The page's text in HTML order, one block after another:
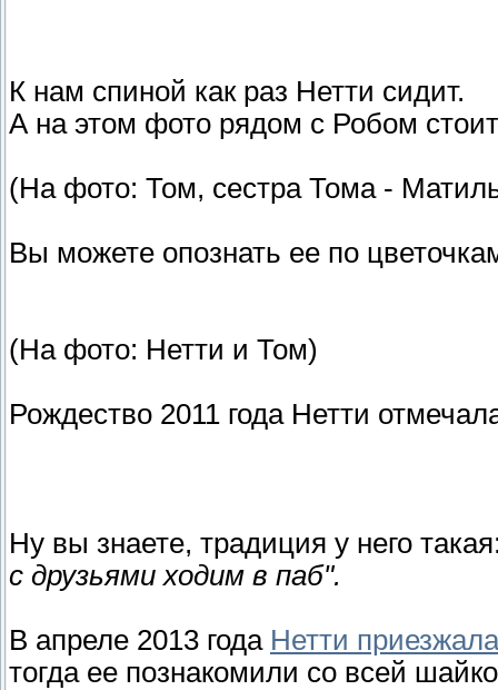
К нам спиной как раз Нетти сидит.
А на этом фото рядом с Робом стоит
(На фото: Том, сестра Тома -
Вы можете опознать ее по
(На фото: Нетти и Том)
Рождество 2011 года Нетти
Ну вы знаете, традиция у него
с друзьями ходим в паб".
В апреле 2013 года Нетти
тогда ее познакомили со всей